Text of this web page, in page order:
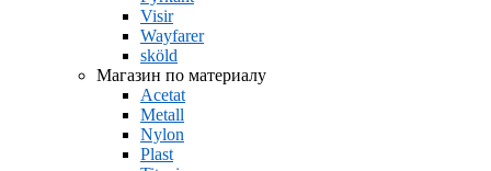
Visir
Wayfarer
sköld
Магазин по материалу
Acetat
Metall
Nylon
Plast